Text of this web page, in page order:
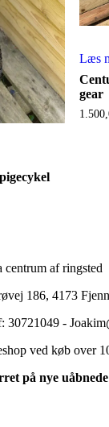
Læs
gear
af ringsted
186, 4173
30721049 -
ved køb over
på nye